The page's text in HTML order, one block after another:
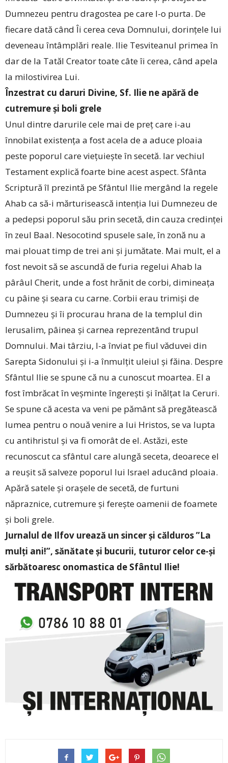
Dumnezeu pentru dragostea pe care I-o purta. De
fiecare dată când Îi cerea ceva Domnului, dorințele lui
deveneau întâmplări reale. Ilie Tesviteanul primea în
dar de la Tatăl Creator toate câte îi cerea, când apela
la milostivirea Lui.
Înzestrat cu daruri Divine, Sf. Ilie ne apără de
cutremure și boli grele
Unul dintre darurile cele mai de preț care i-au
înnobilat existența a fost acela de a aduce ploaia
peste poporul care viețuiește în secetă. Iar vechiul
Testament explică foarte bine acest aspect. Sfânta
Scriptură îl prezintă pe Sfântul Ilie mergând la regele
Ahab ca să-i mărturisească intenția lui Dumnezeu de
a pedepsi poporul său prin secetă, din cauza credinței
în zeul Baal. Nesocotind spusele sale, în zonă nu a
mai plouat timp de trei ani și jumătate. Mai mult, el a
fost nevoit să se ascundă de furia regelui Ahab la
pârâul Cherit, unde a fost hrănit de corbi, dimineața
cu pâine și seara cu carne. Corbii erau trimiși de
Dumnezeu și îi procurau hrana de la templul din
Ierusalim, pâinea și carnea reprezentând trupul
Domnului. Mai târziu, l-a înviat pe fiul văduvei din
Sarepta Sidonului și i-a înmulțit uleiul și făina. Despre
Sfântul Ilie se spune că nu a cunoscut moartea. El a
fost îmbrăcat în veșminte îngerești și înălțat la Ceruri.
Se spune că acesta va veni pe pământ să pregătească
lumea pentru o nouă venire a lui Hristos, se va lupta
cu antihristul și va fi omorât de el. Astăzi, este
recunoscut ca sfântul care alungă seceta, deoarece el
a reușit să salveze poporul lui Israel aducând ploaia.
Apără satele și orașele de secetă, de furtuni
năpraznice, cutremure și ferește oamenii de foamete
și ­boli grele.
Jurnalul de Ilfov urează un sincer și călduros ”La
mulți ani!”, sănătate și bucurii, tuturor celor ce-și
sărbătoaresc onomastica de Sfântul Ilie!